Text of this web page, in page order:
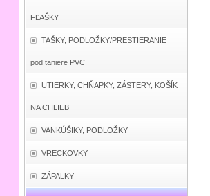
FĽAŠKY
TAŠKY, PODLOŽKY/PRESTIERANIE
pod taniere PVC
UTIERKY, CHŇAPKY, ZÁSTERY, KOŠÍK
NA CHLIEB
VANKÚŠIKY, PODLOŽKY
VRECKOVKY
ZÁPALKY